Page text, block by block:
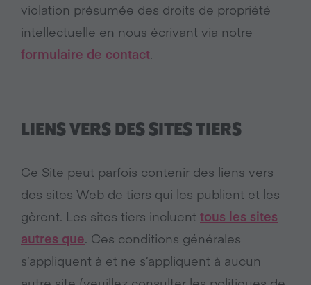
violation présumée des droits de propriété
intellectuelle en nous écrivant via notre
formulaire de contact.
LIENS VERS DES SITES TIERS
Ce Site peut parfois contenir des liens vers
des sites Web de tiers qui les publient et les
gèrent. Les sites tiers incluent tous les sites
autres que. Ces conditions générales
s’appliquent à et ne s’appliquent à aucun